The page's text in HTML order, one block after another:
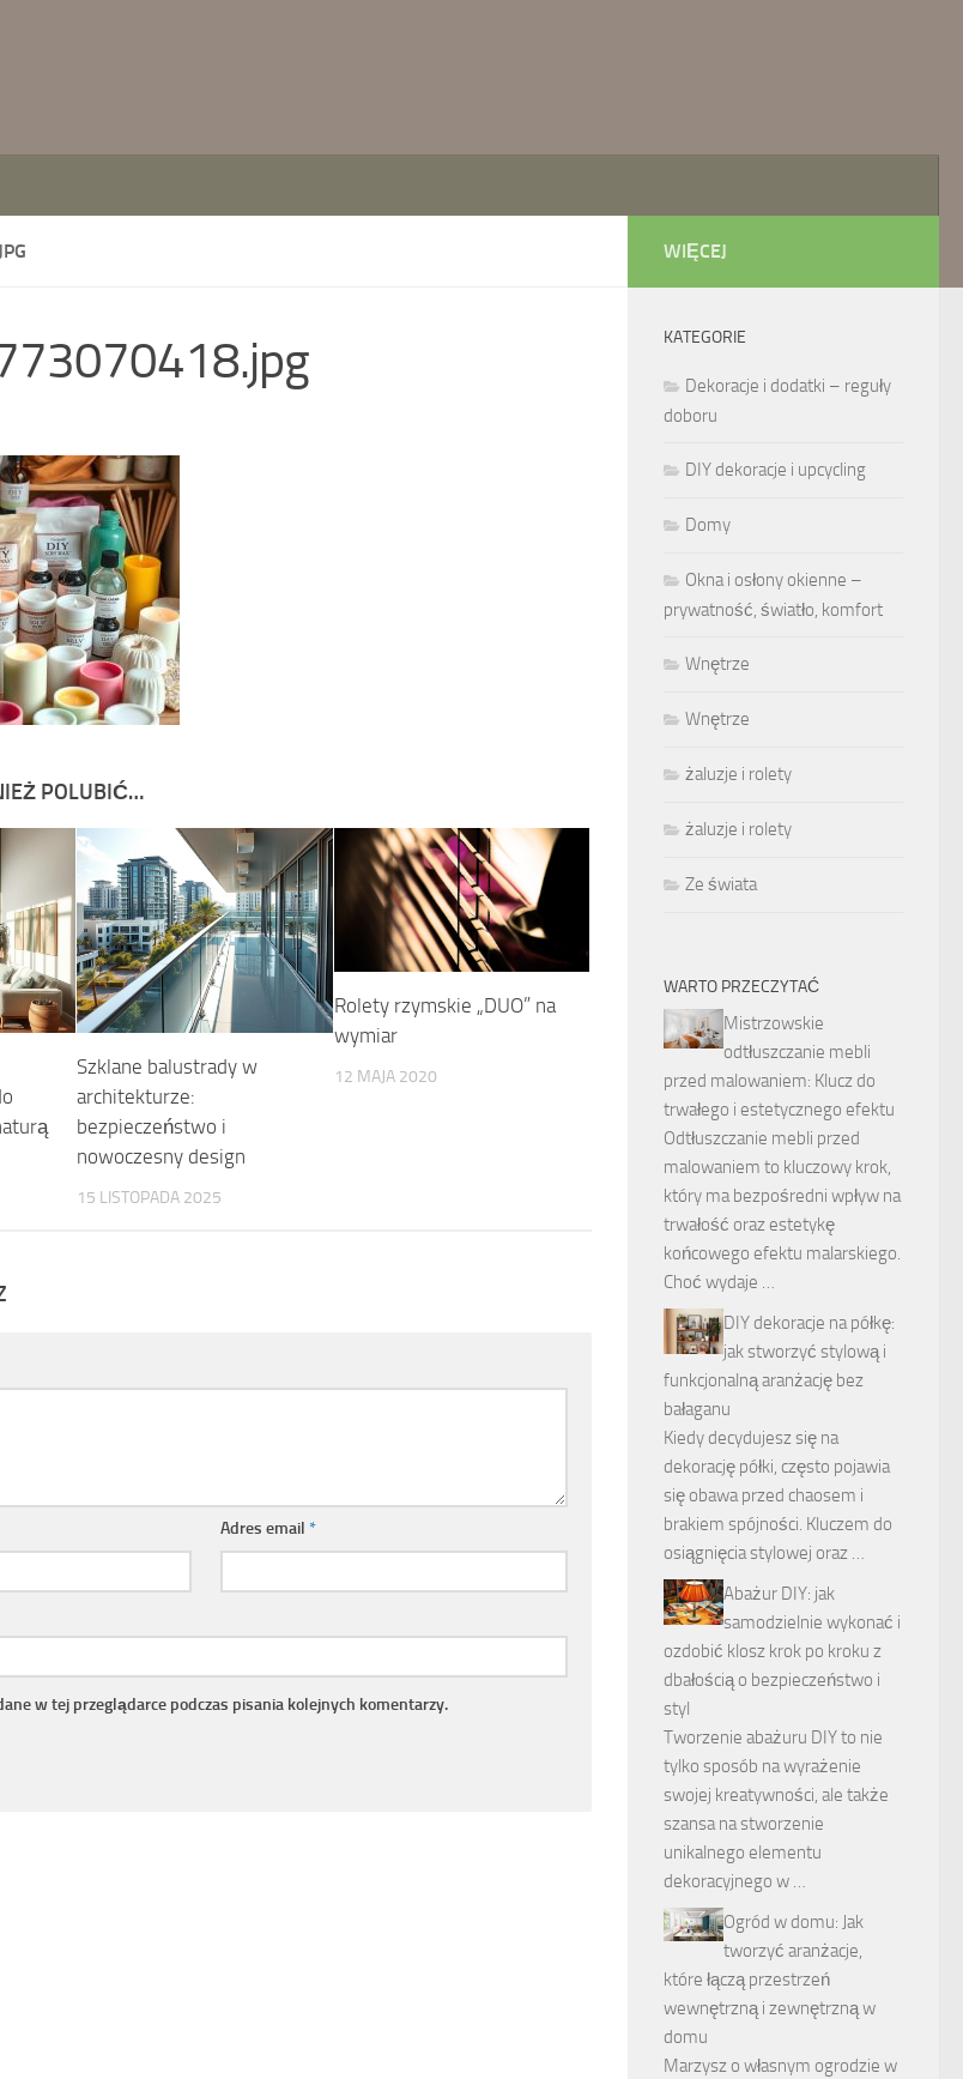
POLUBIĆ…
Szklane balustrady w
architekturze:
bezpieczeństwo i
nowoczesny design
15 LISTOPADA 2025
Rolety rzymskie „DUO” na
wymiar
12 MAJA 2020
Adres email*
w tej przeglądarce podczas pisania kolejnych komentarzy.
WIĘCEJ
KATEGORIE
Dekoracje i dodatki – reguły
doboru
DIY dekoracje i upcycling
Domy
Okna i osłony okienne –
prywatność, światło, komfort
Wnętrze
Wnętrze
żaluzje i rolety
żaluzje i rolety
Ze świata
WARTO PRZECZYTAĆ
Mistrzowskie
odtłuszczanie mebli
przed malowaniem: Klucz do
trwałego i estetycznego efektu
Odtłuszczanie mebli przed
malowaniem to kluczowy krok,
który ma bezpośredni wpływ na
trwałość oraz estetykę
końcowego efektu malarskiego.
Choć wydaje …
DIY dekoracje na półkę:
jak stworzyć stylową i
funkcjonalną aranżację bez
bałaganu
Kiedy decydujesz się na
dekorację półki, często pojawia
się obawa przed chaosem i
brakiem spójności. Kluczem do
osiągnięcia stylowej oraz …
Abażur DIY: jak
samodzielnie wykonać i
ozdobić klosz krok po kroku z
dbałością o bezpieczeństwo i
styl
Tworzenie abażuru DIY to nie
tylko sposób na wyrażenie
swojej kreatywności, ale także
szansa na stworzenie
unikalnego elementu
dekoracyjnego w …
Ogród w domu: Jak
tworzyć aranżacje,
które łączą przestrzeń
wewnętrzną i zewnętrzną w
domu
Marzysz o własnym ogrodzie w